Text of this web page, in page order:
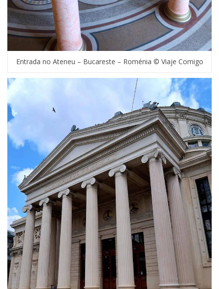
Entrada no Ateneu – Bucareste – Roménia © Viaje Comigo